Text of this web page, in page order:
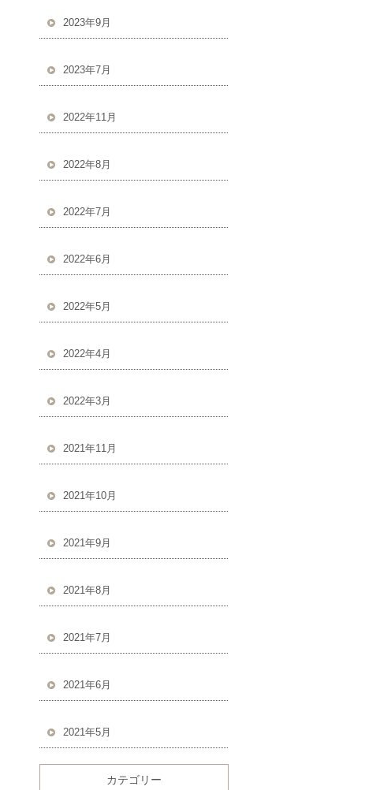
2023年9月
2023年7月
2022年11月
2022年8月
2022年7月
2022年6月
2022年5月
2022年4月
2022年3月
2021年11月
2021年10月
2021年9月
2021年8月
2021年7月
2021年6月
2021年5月
カテゴリー